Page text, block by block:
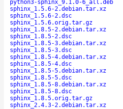
python3-sphinx_9.1.0-6_all.deb
sphinx_1.5.6-2.debian.tar.xz
sphinx_1.5.6-2.dsc
sphinx_1.5.6.orig.tar.gz
sphinx_1.8.5-2.debian.tar.xz
sphinx_1.8.5-2.dsc
sphinx_1.8.5-3.debian.tar.xz
sphinx_1.8.5-3.dsc
sphinx_1.8.5-4.debian.tar.xz
sphinx_1.8.5-4.dsc
sphinx_1.8.5-5.debian.tar.xz
sphinx_1.8.5-5.dsc
sphinx_1.8.5-8.debian.tar.xz
sphinx_1.8.5-8.dsc
sphinx_1.8.5.orig.tar.gz
sphinx_2.4.3-2.debian.tar.xz